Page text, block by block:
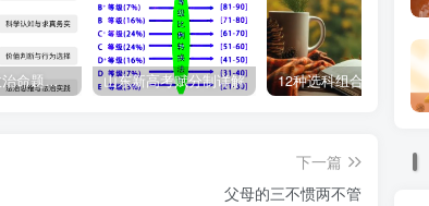
2025高考政治命题纲要解读 山东新高考赋分制详解 12种选科组合优劣势
下一篇
父母的三不惯两不管